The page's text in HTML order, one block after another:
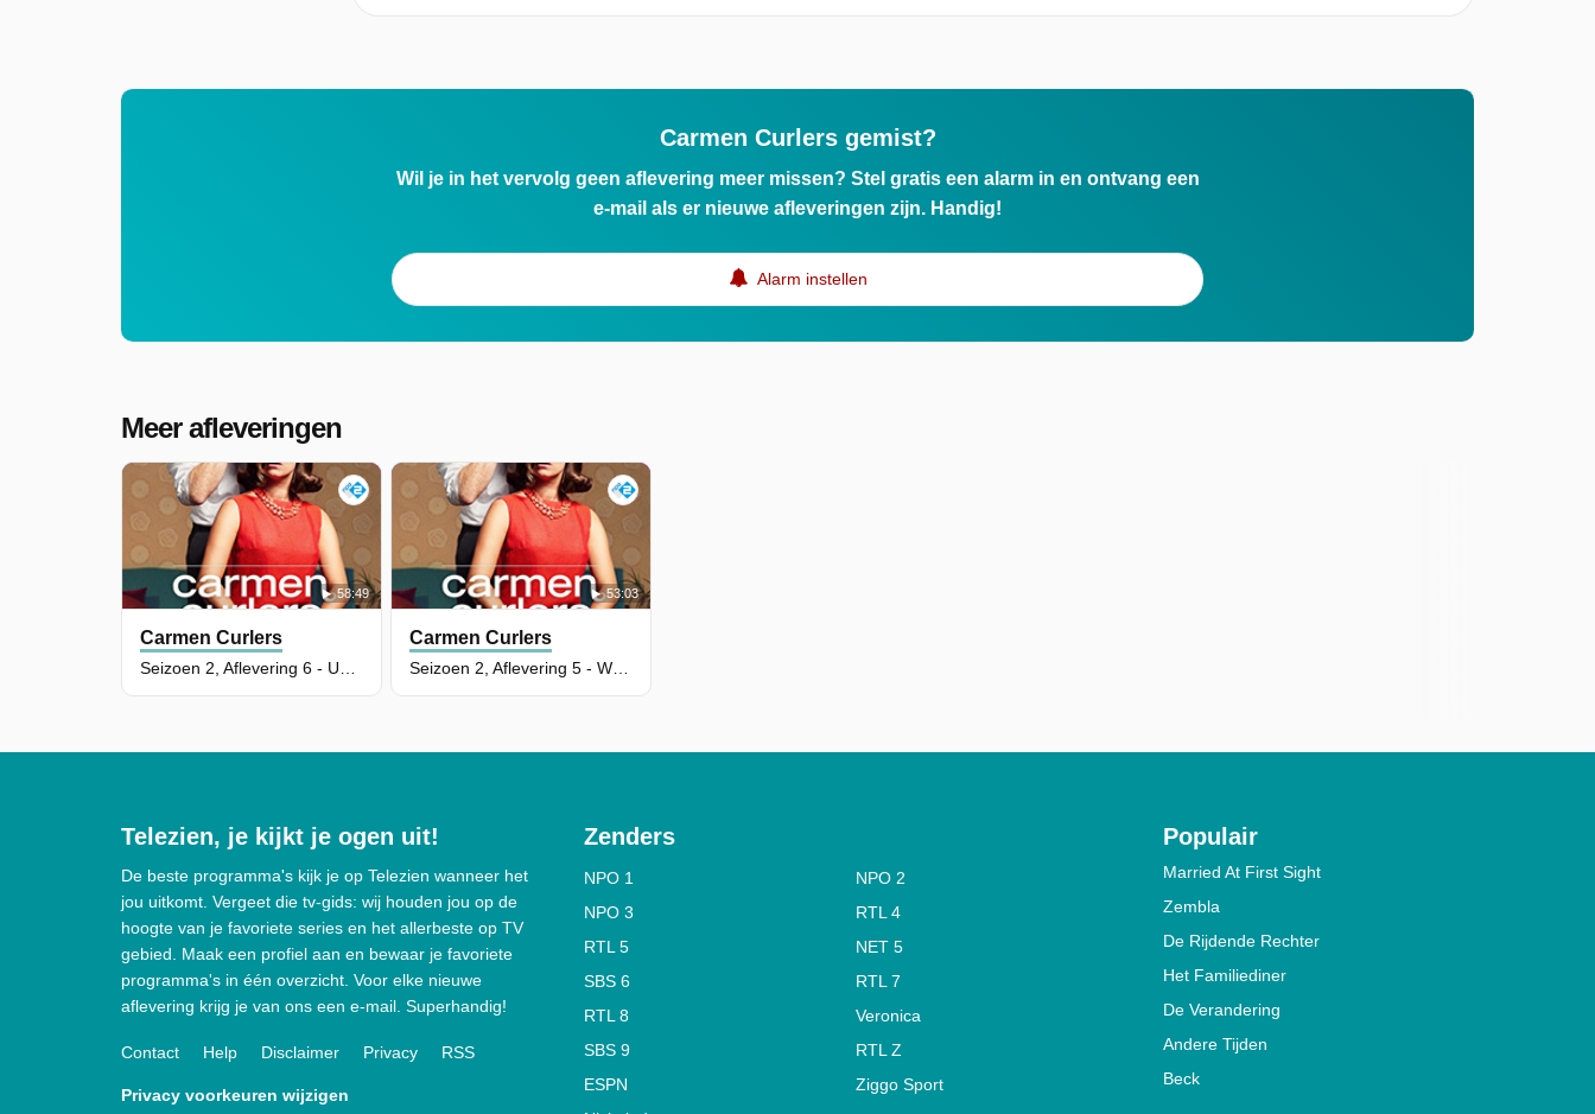
Carmen Curlers gemist?
Wil je in het vervolg geen aflevering meer missen? Stel gratis een alarm in en ontvang een
e-mail als er nieuwe afleveringen zijn. Handig!
Alarm instellen
Meer afleveringen
58:49
Carmen Curlers
53:03
Carmen Curlers
Telezien, je kijkt je ogen uit!
De beste programma's kijk je op Telezien wanneer het
jou uitkomt. Vergeet die tv-gids: wij houden jou op de
hoogte van je favoriete series en het allerbeste op TV
gebied. Maak een profiel aan en bewaar je favoriete
programma's in één overzicht. Voor elke nieuwe
aflevering krijg je van ons een e-mail. Superhandig!
Contact Help Disclaimer Privacy RSS
Privacy voorkeuren wijzigen
Zenders
NPO 1
NPO 2
NPO 3
RTL 4
RTL 5
NET 5
SBS 6
RTL 7
RTL 8
Veronica
SBS 9
RTL Z
ESPN
Ziggo Sport
Populair
Married At First Sight
Zembla
De Rijdende Rechter
Het Familiediner
De Verandering
Andere Tijden
Beck